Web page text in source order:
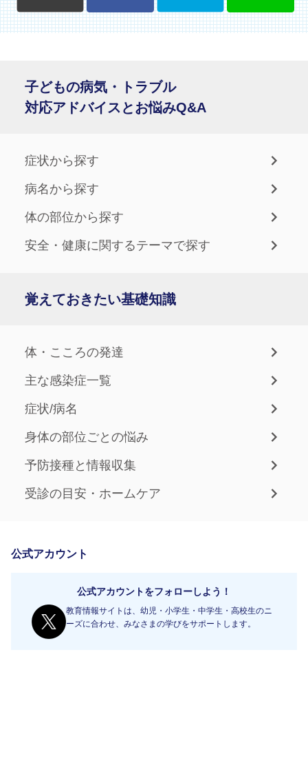
子どもの病気・トラブル
対応アドバイスとお悩みQ&A
症状から探す
病名から探す
体の部位から探す
安全・健康に関するテーマで探す
覚えておきたい基礎知識
体・こころの発達
主な感染症一覧
症状/病名
身体の部位ごとの悩み
予防接種と情報収集
受診の目安・ホームケア
公式アカウント
公式アカウントをフォローしよう！
教育情報サイトは、幼児・小学生・中学生・高校生のニ
ーズに合わせ、みなさまの学びをサポートします。